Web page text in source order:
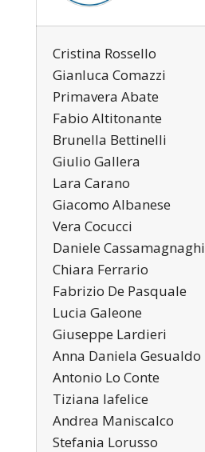
Cristina Rossello
Gianluca Comazzi
Primavera Abate
Fabio Altitonante
Brunella Bettinelli
Giulio Gallera
Lara Carano
Giacomo Albanese
Vera Cocucci
Daniele Cassamagnaghi
Chiara Ferrario
Fabrizio De Pasquale
Lucia Galeone
Giuseppe Lardieri
Anna Daniela Gesualdo
Antonio Lo Conte
Tiziana Iafelice
Andrea Maniscalco
Stefania Lorusso